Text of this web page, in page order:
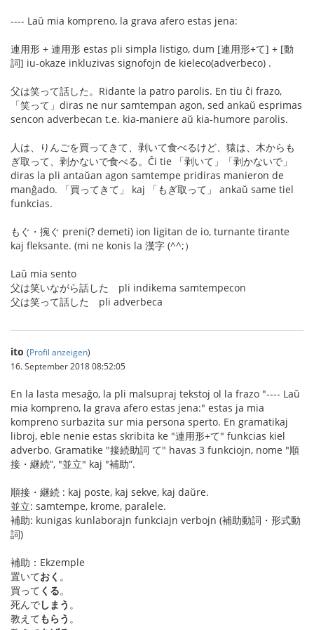
---- Laŭ mia kompreno, la grava afero estas jena:
連用形 + 連用形 estas pli simpla listigo, dum [連用形+て] + [動
詞] iu-okaze inkluzivas signofojn de kieleco(adverbeco) .
父は笑って話した。Ridante la patro parolis. En tiu ĉi frazo,
「笑って」diras ne nur samtempan agon, sed ankaŭ esprimas
sencon adverbecan t.e. kia-maniere aŭ kia-humore parolis.
人は、りんごを買ってきて、剥いて食べるけど、猿は、木からも
ぎ取って、剥かないで食べる。Ĉi tie 「剥いて」「剥かないで」
diras la pli antaŭan agon samtempe pridiras manieron de
manĝado. 「買ってきて」 kaj 「もぎ取って」 ankaŭ same tiel
funkcias.
もぐ・捥ぐ preni(? demeti) ion ligitan de io, turnante tirante
kaj fleksante. (mi ne konis la 漢字 (^^;）
Laŭ mia sento
父は笑いながら話した pli indikema samtempecon
父は笑って話した pli adverbeca
ito (Profil anzeigen)
16. September 2018 08:52:05
En la lasta mesaĝo, la pli malsupraj tekstoj ol la frazo "---- Laŭ
mia kompreno, la grava afero estas jena:" estas ja mia
kompreno surbazita sur mia persona sperto. En gramatikaj
libroj, eble nenie estas skribita ke "連用形+て" funkcias kiel
adverbo. Gramatike "接続助詞 て" havas 3 funkciojn, nome "順
接・継続”, "並立" kaj "補助”.
順接・継続 : kaj poste, kaj sekve, kaj daŭre.
並立: samtempe, krome, paralele.
補助: kunigas kunlaborajn funkciajn verbojn (補助動詞・形式動
詞)
補助：Ekzemple
置いておく 。
買って くる。
死んでしまう 。
教えてもらう 。